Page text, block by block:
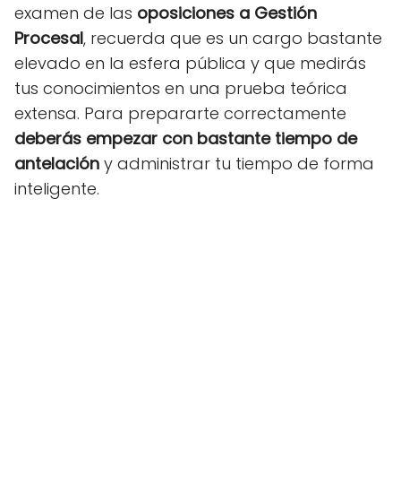
examen de las oposiciones a Gestión
Procesal, recuerda que es un cargo bastante
elevado en la esfera pública y que medirás
tus conocimientos en una prueba teórica
extensa. Para prepararte correctamente
deberás empezar con bastante tiempo de
antelación y administrar tu tiempo de forma
inteligente.